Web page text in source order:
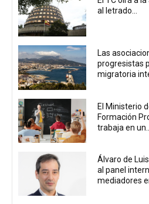
al letrado...
Las
progresistas
migratoria
El Ministerio
Formación
trabaja en un...
Álvaro de
al panel
mediadores